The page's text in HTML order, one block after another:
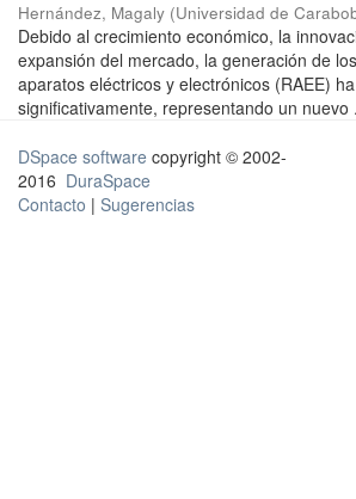
Hernández, Magaly (Universidad de
Debido al crecimiento económico, la
expansión del mercado, la generación de
aparatos eléctricos y electrónicos (RAEE)
significativamente, representando un nuevo
DSpace software copyright © 2002-
2016 DuraSpace
Contacto | Sugerencias